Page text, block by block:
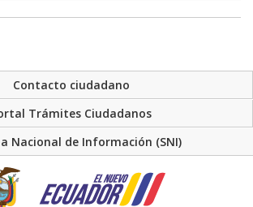
Contacto ciudadano
Trámites Ciudadanos
Nacional de Información (SNI)